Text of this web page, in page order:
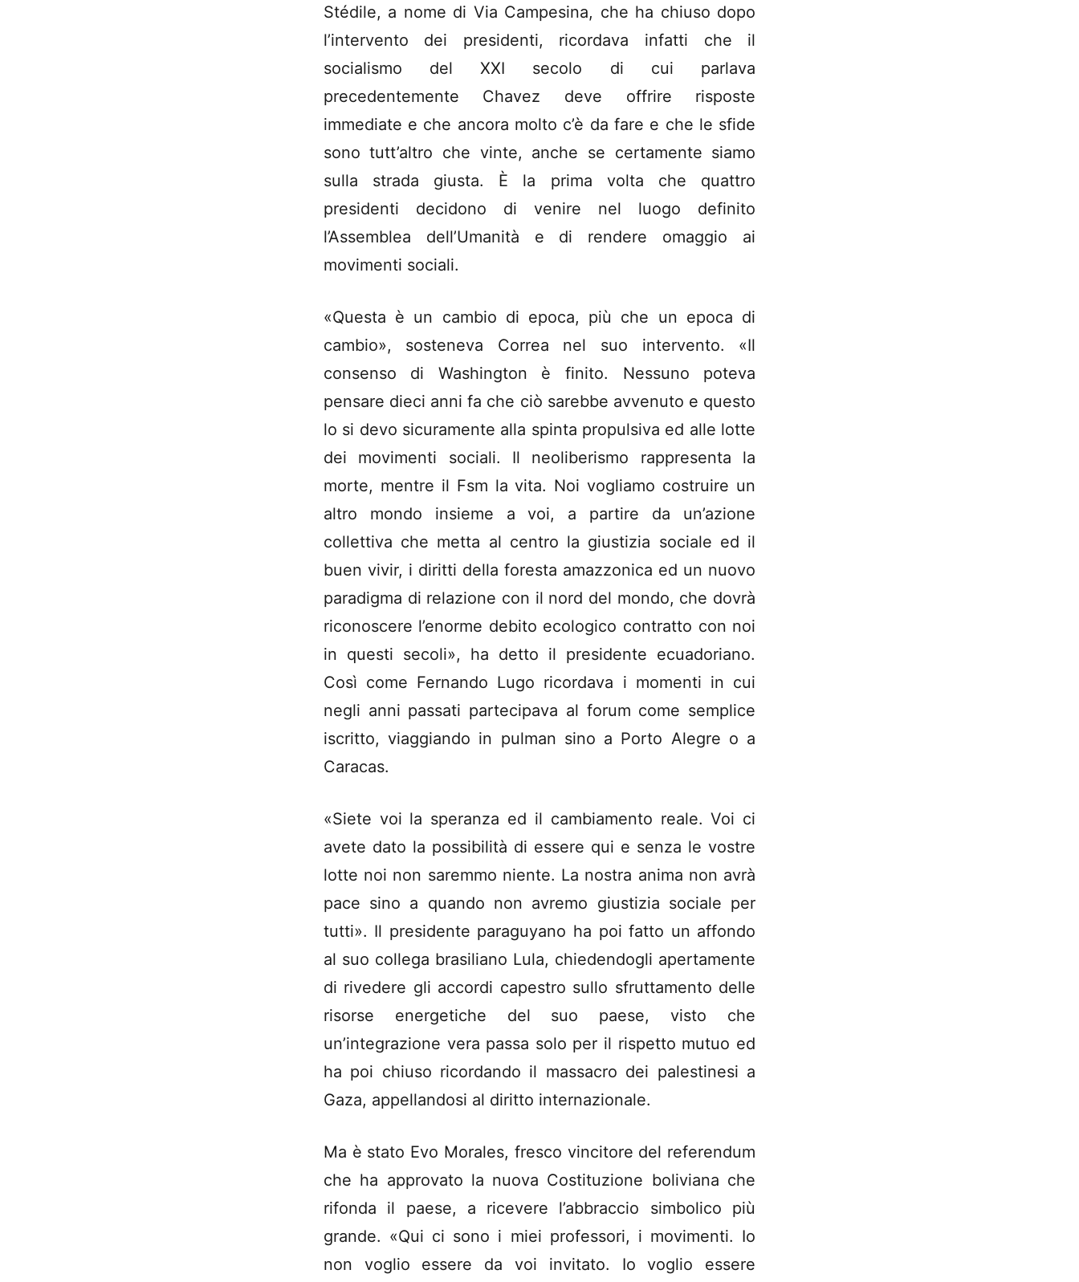
Stédile, a nome di Via Campesina, che ha chiuso dopo
l’intervento dei presidenti, ricordava infatti che il
socialismo del XXI secolo di cui parlava
precedentemente Chavez deve offrire risposte
immediate e che ancora molto c’è da fare e che le sfide
sono tutt’altro che vinte, anche se certamente siamo
sulla strada giusta. È la prima volta che quattro
presidenti decidono di venire nel luogo definito
l’Assemblea dell’Umanità e di rendere omaggio ai
movimenti sociali.
«Questa è un cambio di epoca, più che un epoca di
cambio», sosteneva Correa nel suo intervento. «Il
consenso di Washington è finito. Nessuno poteva
pensare dieci anni fa che ciò sarebbe avvenuto e questo
lo si devo sicuramente alla spinta propulsiva ed alle lotte
dei movimenti sociali. Il neoliberismo rappresenta la
morte, mentre il Fsm la vita. Noi vogliamo costruire un
altro mondo insieme a voi, a partire da un’azione
collettiva che metta al centro la giustizia sociale ed il
buen vivir, i diritti della foresta amazzonica ed un nuovo
paradigma di relazione con il nord del mondo, che dovrà
riconoscere l’enorme debito ecologico contratto con noi
in questi secoli», ha detto il presidente ecuadoriano.
Così come Fernando Lugo ricordava i momenti in cui
negli anni passati partecipava al forum come semplice
iscritto, viaggiando in pulman sino a Porto Alegre o a
Caracas.
«Siete voi la speranza ed il cambiamento reale. Voi ci
avete dato la possibilità di essere qui e senza le vostre
lotte noi non saremmo niente. La nostra anima non avrà
pace sino a quando non avremo giustizia sociale per
tutti». Il presidente paraguyano ha poi fatto un affondo
al suo collega brasiliano Lula, chiedendogli apertamente
di rivedere gli accordi capestro sullo sfruttamento delle
risorse energetiche del suo paese, visto che
un’integrazione vera passa solo per il rispetto mutuo ed
ha poi chiuso ricordando il massacro dei palestinesi a
Gaza, appellandosi al diritto internazionale.
Ma è stato Evo Morales, fresco vincitore del referendum
che ha approvato la nuova Costituzione boliviana che
rifonda il paese, a ricevere l’abbraccio simbolico più
grande. «Qui ci sono i miei professori, i movimenti. Io
non voglio essere da voi invitato. Io voglio essere